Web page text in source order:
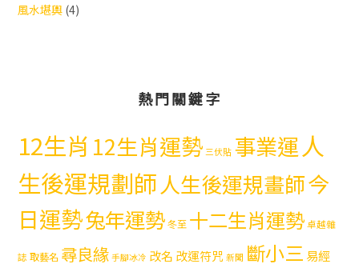
風水堪輿 (4)
熱門關鍵字
12生肖 12生肖運勢 三伏貼 事業運人
生後運規劃師 人生後運規畫師今
日運勢兔年運勢冬至 十二生肖運勢 卓越雜
誌 取藝名 尋良緣 手腳冰冷 改名 改運符咒 新聞 斷小三易經